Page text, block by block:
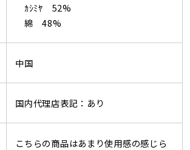
ｶｼﾐﾔ 52%
綿 48%
中国
国内代理店表記：あり
こちらの商品はあまり使用感の感じら